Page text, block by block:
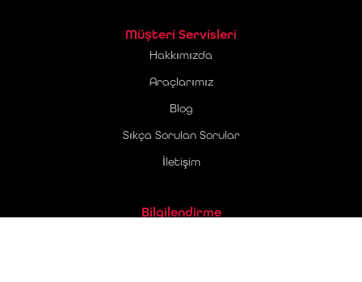
Müşteri Servisleri
Hakkımızda
Araçlarımız
Blog
Sıkça Sorulan Sorular
İletişim
Bilgilendirme